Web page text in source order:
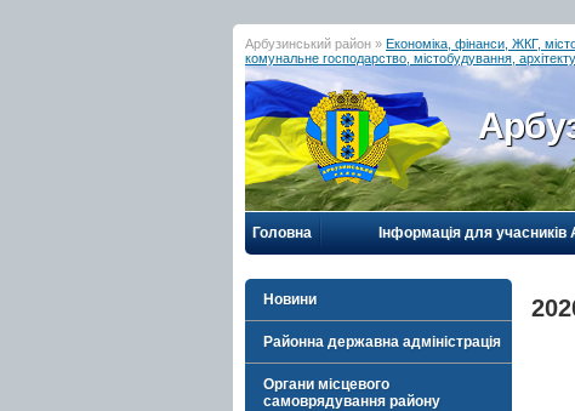
Арбузинський район » Економіка, фінанси, ЖКГ,
комунальне господарство, містобудування,
Головна Інформація для
Новини
Районна державна адміністрація
Органи місцевого
самоврядування району